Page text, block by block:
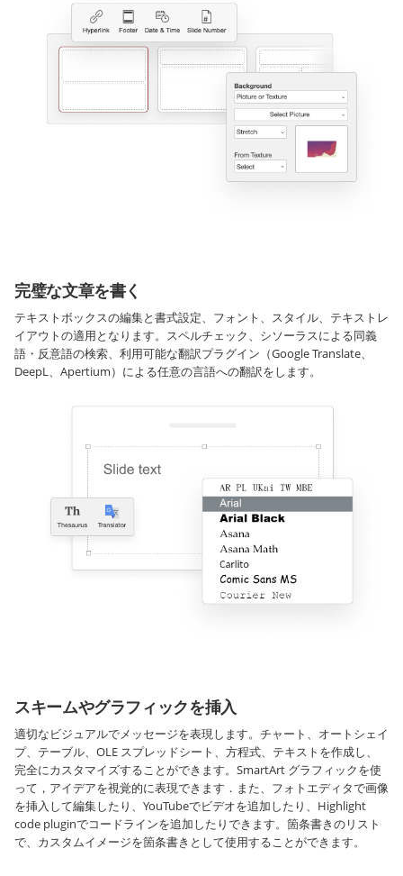
完璧な文章を書く
テキストボックスの編集と書式設定、フォント、スタイル、テキストレ
イアウトの適用となります。スペルチェック、シソーラスによる同義
語・反意語の検索、利用可能な翻訳プラグイン（Google Translate、
DeepL、Apertium）による任意の言語への翻訳をします。
スキームやグラフィックを挿入
適切なビジュアルでメッセージを表現します。チャート、オートシェイ
プ、テーブル、OLE スプレッドシート、方程式、テキストを作成し、
完全にカスタマイズすることができます。SmartArt グラフィックを使
って，アイデアを視覚的に表現できます．また、フォトエディタで画像
を挿入して編集したり、YouTubeでビデオを追加したり、Highlight
code pluginでコードラインを追加したりできます。箇条書きのリスト
で、カスタムイメージを箇条書きとして使用することができます。